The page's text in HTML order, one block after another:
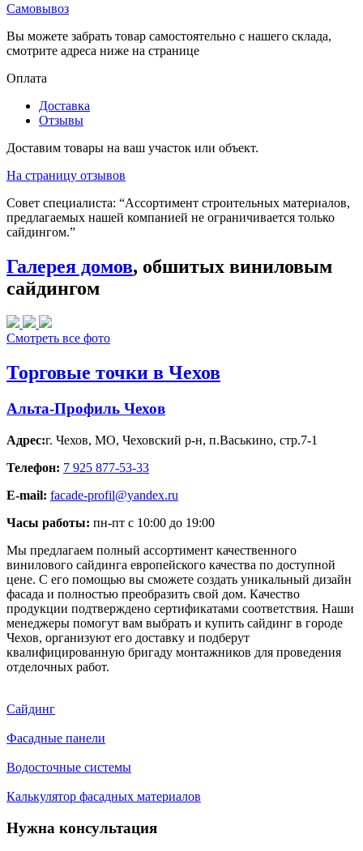
Самовывоз
Вы можете забрать товар самостоятельно с нашего склада,
смотрите адреса ниже на странице
Оплата
Доставка
Отзывы
Доставим товары на ваш участок или объект.
На страницу отзывов
Совет специалиста: “Ассортимент строительных материалов,
предлагаемых нашей компанией не ограничивается только
сайдингом.”
Галерея домов, обшитых виниловым
сайдингом
Смотреть все фото
Торговые точки в Чехов
Альта-Профиль Чехов
Адрес:г. Чехов, МО, Чеховский р-н, п.Васькино, стр.7-1
Телефон: 7 925 877-53-33
E-mail: facade-profil@yandex.ru
Часы работы: пн-пт с 10:00 до 19:00
Мы предлагаем полный ассортимент качественного
винилового сайдинга европейского качества по доступной
цене. С его помощью вы сможете создать уникальный дизайн
фасада и полностью преобразить свой дом. Качество
продукции подтверждено сертификатами соответствия. Наши
менеджеры помогут вам выбрать и купить сайдинг в городе
Чехов, организуют его доставку и подберут
квалифицированную бригаду монтажников для проведения
отделочных работ.
Сайдинг
Фасадные панели
Водосточные системы
Калькулятор фасадных материалов
Нужна консультация